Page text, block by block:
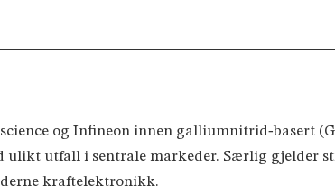
og Infineon innen galliumnitrid‑basert
ulikt utfall i sentrale markeder. Særlig gjelder
kraftelektronikk.